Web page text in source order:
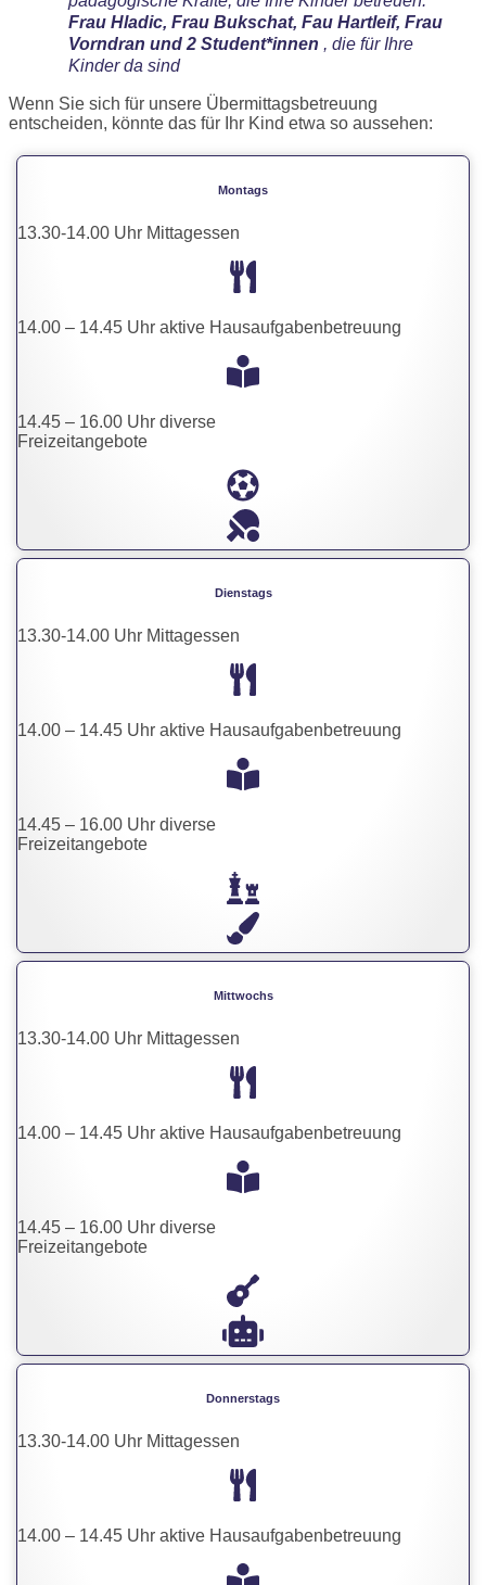
Frau Hladic, Frau Bukschat, Fau Hartleif, Frau
Vorndran und 2 Student*innen , die für Ihre
Kinder da sind
Wenn Sie sich für unsere Übermittagsbetreuung
entscheiden, könnte das für Ihr Kind etwa so aussehen:
Montags
13.30-14.00 Uhr Mittagessen
14.00 – 14.45 Uhr aktive Hausaufgabenbetreuung
14.45 – 16.00 Uhr diverse
Freizeitangebote
Dienstags
13.30-14.00 Uhr Mittagessen
14.00 – 14.45 Uhr aktive Hausaufgabenbetreuung
14.45 – 16.00 Uhr diverse
Freizeitangebote
Mittwochs
13.30-14.00 Uhr Mittagessen
14.00 – 14.45 Uhr aktive Hausaufgabenbetreuung
14.45 – 16.00 Uhr diverse
Freizeitangebote
Donnerstags
13.30-14.00 Uhr Mittagessen
14.00 – 14.45 Uhr aktive Hausaufgabenbetreuung